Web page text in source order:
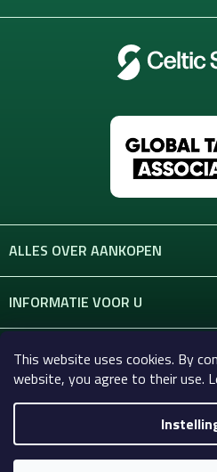
This website uses cookies. By
website, you agree to their use.
ALLES OVER AANKOPEN
INFORMATIE VOOR U
CONTACT
Copyright 2026Celtic-
permanente make-up. Alle